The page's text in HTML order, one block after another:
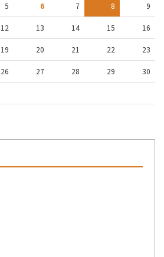
5 6 7 8 9
12 13 14 15 16
19 20 21 22 23
26 27 28 29 30